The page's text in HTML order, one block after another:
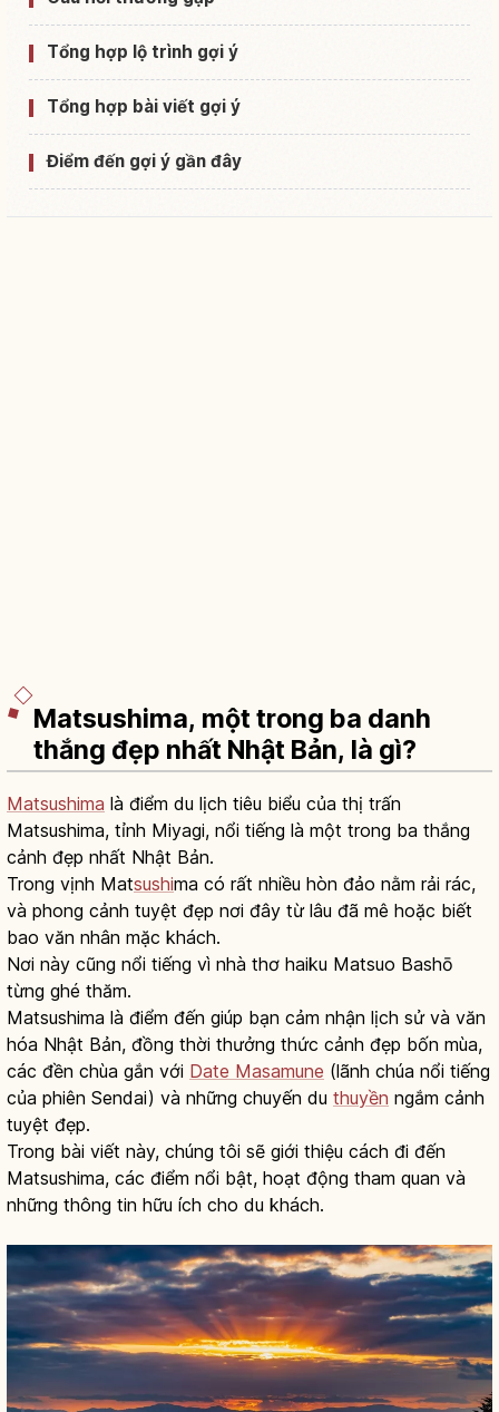
Tổng hợp lộ trình gợi ý
Tổng hợp bài viết gợi ý
Điểm đến gợi ý gần đây
Matsushima, một trong ba danh
thắng đẹp nhất Nhật Bản, là gì?
Matsushima là điểm du lịch tiêu biểu của thị trấn
Matsushima, tỉnh Miyagi, nổi tiếng là một trong ba thắng
cảnh đẹp nhất Nhật Bản.
Trong vịnh Matsushima có rất nhiều hòn đảo nằm rải rác,
và phong cảnh tuyệt đẹp nơi đây từ lâu đã mê hoặc biết
bao văn nhân mặc khách.
Nơi này cũng nổi tiếng vì nhà thơ haiku Matsuo Bashō
từng ghé thăm.
Matsushima là điểm đến giúp bạn cảm nhận lịch sử và văn
hóa Nhật Bản, đồng thời thưởng thức cảnh đẹp bốn mùa,
các đền chùa gắn với Date Masamune (lãnh chúa nổi tiếng
của phiên Sendai) và những chuyến du thuyền ngắm cảnh
tuyệt đẹp.
Trong bài viết này, chúng tôi sẽ giới thiệu cách đi đến
Matsushima, các điểm nổi bật, hoạt động tham quan và
những thông tin hữu ích cho du khách.